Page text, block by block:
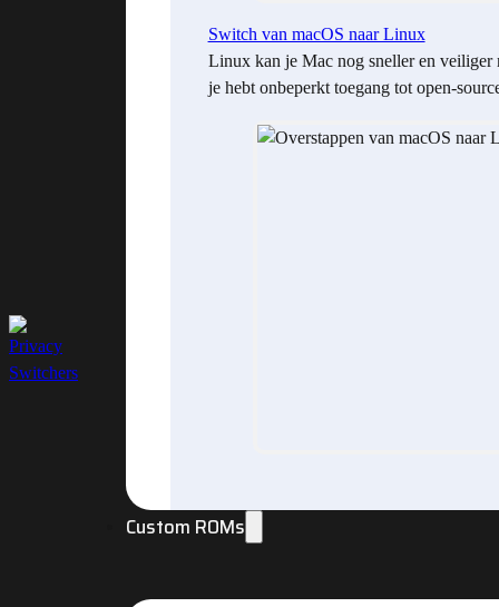
Switch van macOS naar Linux
Linux kan je Mac nog sneller en veiliger
je hebt onbeperkt toegang tot open-
Custom ROMs